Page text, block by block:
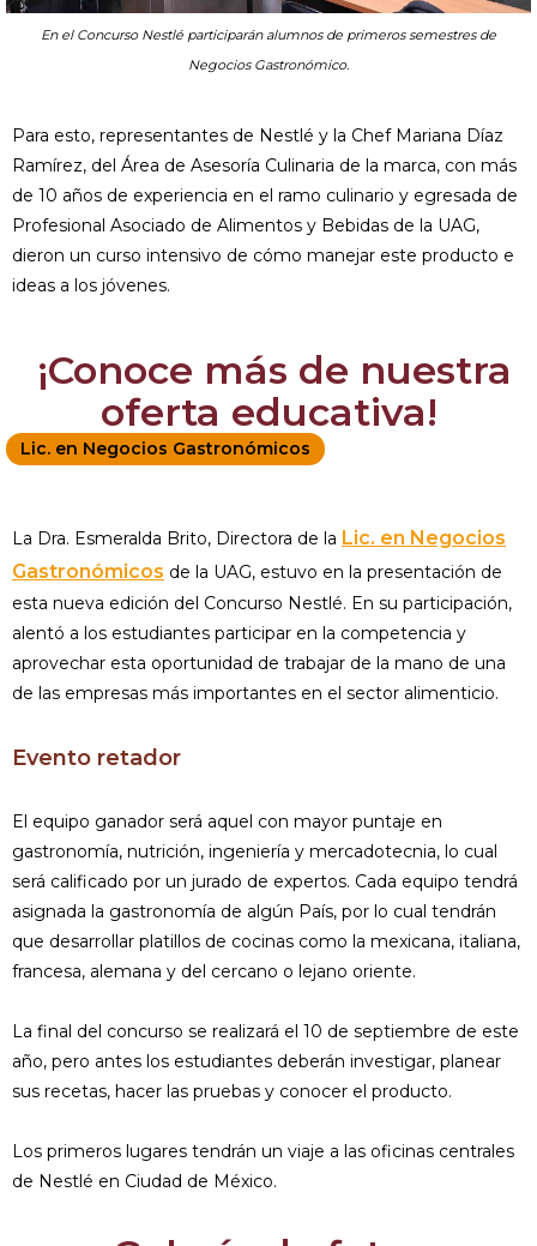
En el Concurso Nestlé participarán alumnos de primeros semestres de
Negocios Gastronómico.
Para esto, representantes de Nestlé y la Chef Mariana Díaz
Ramírez, del Área de Asesoría Culinaria de la marca, con más
de 10 años de experiencia en el ramo culinario y egresada de
Profesional Asociado de Alimentos y Bebidas de la UAG,
dieron un curso intensivo de cómo manejar este producto e
ideas a los jóvenes.
¡Conoce más de nuestra
oferta educativa!
Lic. en Negocios Gastronómicos
La Dra. Esmeralda Brito, Directora de la Lic. en Negocios
Gastronómicos de la UAG, estuvo en la presentación de
esta nueva edición del Concurso Nestlé. En su participación,
alentó a los estudiantes participar en la competencia y
aprovechar esta oportunidad de trabajar de la mano de una
de las empresas más importantes en el sector alimenticio.
Evento retador
El equipo ganador será aquel con mayor puntaje en
gastronomía, nutrición, ingeniería y mercadotecnia, lo cual
será calificado por un jurado de expertos. Cada equipo tendrá
asignada la gastronomía de algún País, por lo cual tendrán
que desarrollar platillos de cocinas como la mexicana, italiana,
francesa, alemana y del cercano o lejano oriente.
La final del concurso se realizará el 10 de septiembre de este
año, pero antes los estudiantes deberán investigar, planear
sus recetas, hacer las pruebas y conocer el producto.
Los primeros lugares tendrán un viaje a las oficinas centrales
de Nestlé en Ciudad de México.